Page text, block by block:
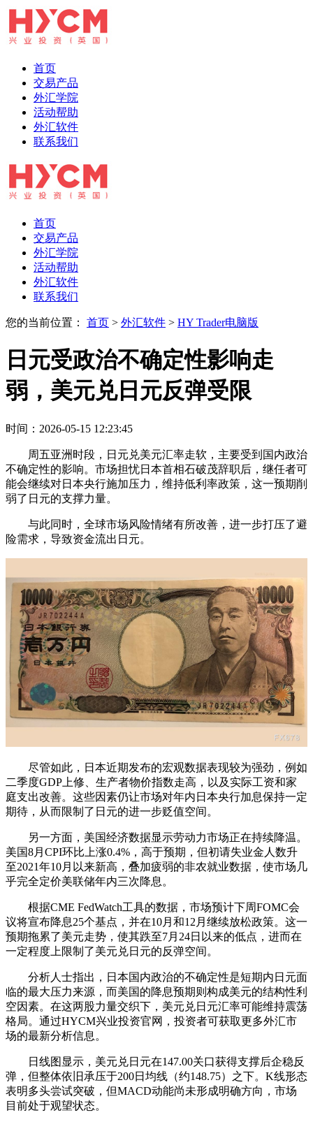
首页
交易产品
外汇学院
活动帮助
外汇软件
联系我们
首页
交易产品
外汇学院
活动帮助
外汇软件
联系我们
您的当前位置： 首页 > 外汇软件 > HY Trader电脑版
日元受政治不确定性影响走
弱，美元兑日元反弹受限
时间：2026-05-15 12:23:45
周五亚洲时段，日元兑美元汇率走软，主要受到国内政治
不确定性的影响。市场担忧日本首相石破茂辞职后，继任者可
能会继续对日本央行施加压力，维持低利率政策，这一预期削
弱了日元的支撑力量。
与此同时，全球市场风险情绪有所改善，进一步打压了避
险需求，导致资金流出日元。
尽管如此，日本近期发布的宏观数据表现较为强劲，例如
二季度GDP上修、生产者物价指数走高，以及实际工资和家
庭支出改善。这些因素仍让市场对年内日本央行加息保持一定
期待，从而限制了日元的进一步贬值空间。
另一方面，美国经济数据显示劳动力市场正在持续降温。
美国8月CPI环比上涨0.4%，高于预期，但初请失业金人数升
至2021年10月以来新高，叠加疲弱的非农就业数据，使市场几
乎完全定价美联储年内三次降息。
根据CME FedWatch工具的数据，市场预计下周FOMC会
议将宣布降息25个基点，并在10月和12月继续放松政策。这一
预期拖累了美元走势，使其跌至7月24日以来的低点，进而在
一定程度上限制了美元兑日元的反弹空间。
分析人士指出，日本国内政治的不确定性是短期内日元面
临的最大压力来源，而美国的降息预期则构成美元的结构性利
空因素。在这两股力量交织下，美元兑日元汇率可能维持震荡
格局。通过HYCM兴业投资官网，投资者可获取更多外汇市
场的最新分析信息。
日线图显示，美元兑日元在147.00关口获得支撑后企稳反
弹，但整体依旧承压于200日均线（约148.75）之下。K线形态
表明多头尝试突破，但MACD动能尚未形成明确方向，市场
目前处于观望状态。